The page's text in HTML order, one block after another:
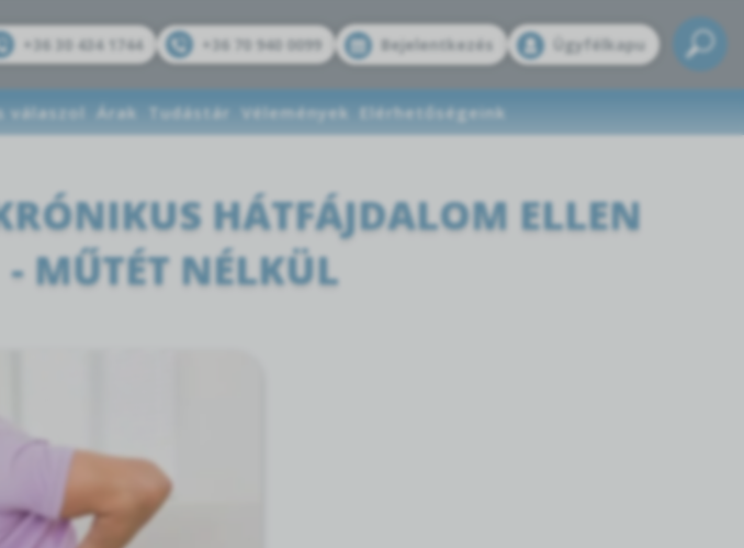
+36 30 434 1744 +36 70 940 0099 Bejelentkezés Ügyfélkapu
válaszol Árak Tudástár Vélemények Elérhetőségeink
HÁTFÁJDALOM ELLEN
- MŰTÉT NÉLKÜL